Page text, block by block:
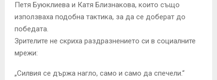
Петя Буюклиева и Катя Близнакова, които също
използваха подобна тактика, за да се доберат до
победата.
Зрителите не скриха раздразнението си в социалните
мрежи:
„Силвия се държа нагло, само и само да спечели.“